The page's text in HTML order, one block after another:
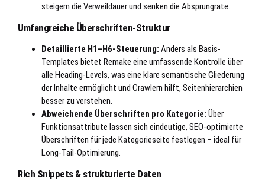
steigern die Verweildauer und senken die Absprungrate.
Umfangreiche Überschriften-Struktur
Detaillierte H1–H6-Steuerung: Anders als Basis-
Templates bietet Remake eine umfassende Kontrolle über
alle Heading-Levels, was eine klare semantische Gliederung
der Inhalte ermöglicht und Crawlern hilft, Seitenhierarchien
besser zu verstehen.
Abweichende Überschriften pro Kategorie: Über
Funktionsattribute lassen sich eindeutige, SEO-optimierte
Überschriften für jede Kategorieseite festlegen – ideal für
Long-Tail-Optimierung.
Rich Snippets & strukturierte Daten